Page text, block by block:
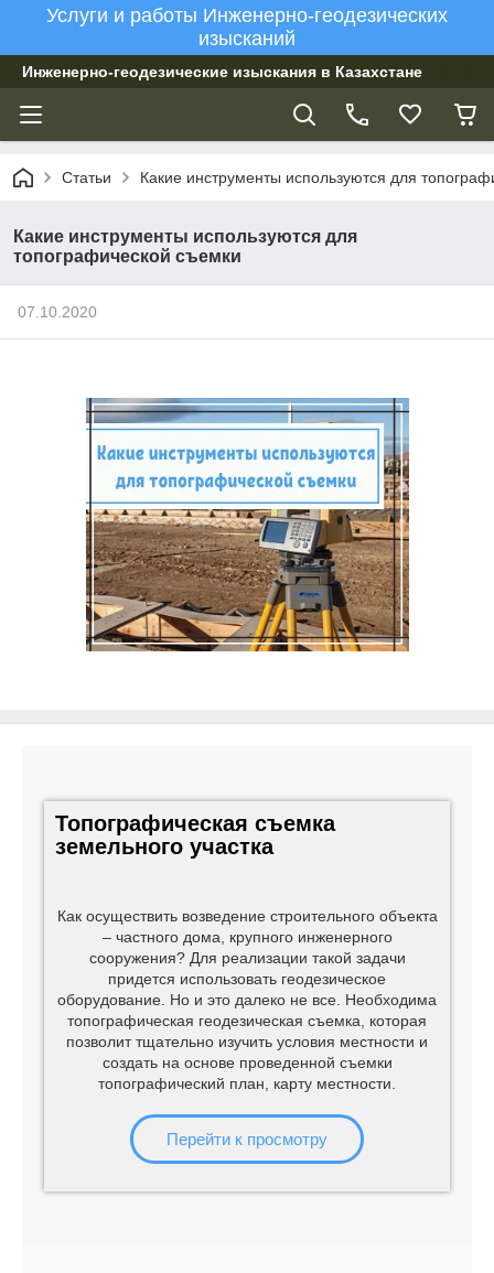
Услуги и работы Инженерно-геодезических
изысканий
Инженерно-геодезические изыскания в Казахстане
Статьи Какие инструменты используются для
Какие инструменты используются для
топографической съемки
07.10.2020
Топографическая съемка
земельного участка
Как осуществить возведение строительного объекта
– частного дома, крупного инженерного
сооружения? Для реализации такой задачи
придется использовать геодезическое
оборудование. Но и это далеко не все. Необходима
топографическая геодезическая съемка, которая
позволит тщательно изучить условия местности и
создать на основе проведенной съемки
топографический план, карту местности.
Перейти к просмотру